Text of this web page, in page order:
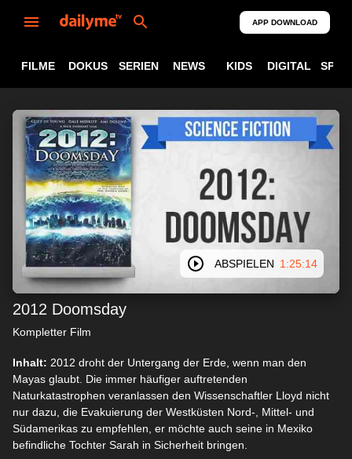
APP DOWNLOAD
FILME DOKUS SERIEN NEWS KIDS DIGITAL
ABSPIELEN 1:25:14
2012 Doomsday
Kompletter Film
Inhalt: 2012 droht der Untergang der Erde, wenn man den
Mayas glaubt. Die immer häufiger auftretenden
Naturkatastrophen veranlassen den Wissenschaftler Lloyd nicht
nur dazu, die Evakuierung der Westküsten Nord-, Mittel- und
Südamerikas zu empfehlen, er möchte auch seine in Mexiko
befindliche Tochter Sarah in Sicherheit bringen.